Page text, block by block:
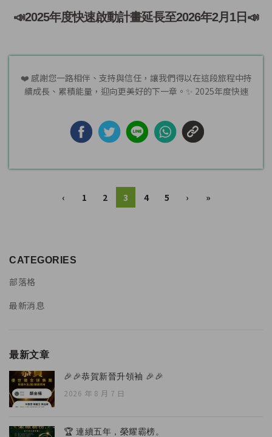
📣2025年度快速啟動計畫延長至2026年2月1日📣
❤️ 感謝您一路相伴、支持與信任，讓我們得以在這段旅程中持
續成長、累積能量，迎向更美好的下一章。✨ 2025年度快速
‹ 1 2 3 4 5 › »
CATEGORIES
部落格
最新消息
最新文章
🎉🎉恭賀新晉升領袖 🎉🎉
2026 年 8 月 7 日
🏆 連續五年，榮耀霸榜。